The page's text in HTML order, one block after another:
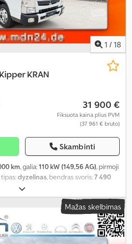
1 / 18
KRAN
31 900 €
Fiksuota kaina plius PVM
(37 961 € bruto)
Skambinti
km, galia:110 kW (149,56 AG), pirmoji
dyzelinas, bendras svoris:7 490
automatinis
vietos ilgis:3 400 mm, krovinių
ABS, elektroninė stabilumo
oro kondicionavimas, suodžių filtras,
Mažas skelbimas